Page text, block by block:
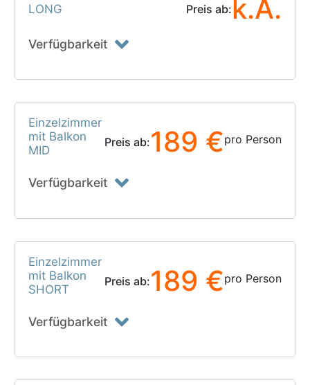
LONG
Preis ab: k.A.
Verfügbarkeit
Einzelzimmer
mit Balkon
MID
Preis ab:189 €pro Person
Verfügbarkeit
Einzelzimmer
mit Balkon
SHORT
Preis ab:189 €pro Person
Verfügbarkeit